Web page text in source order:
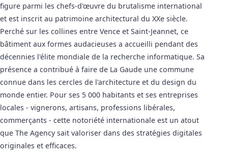
figure parmi les chefs-d'œuvre du brutalisme international
et est inscrit au patrimoine architectural du XXe siècle.
Perché sur les collines entre Vence et Saint-Jeannet, ce
bâtiment aux formes audacieuses a accueilli pendant des
décennies l'élite mondiale de la recherche informatique. Sa
présence a contribué à faire de La Gaude une commune
connue dans les cercles de l'architecture et du design du
monde entier. Pour ses 5 000 habitants et ses entreprises
locales - vignerons, artisans, professions libérales,
commerçants - cette notoriété internationale est un atout
que The Agency sait valoriser dans des stratégies digitales
originales et efficaces.